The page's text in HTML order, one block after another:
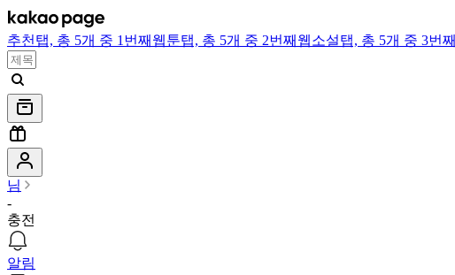
추천 탭, 총 5개 중 1번째 웹툰탭, 총 5개 중 2번째 웹소설탭, 총 5개 중 3번째
님
-
충전
알림